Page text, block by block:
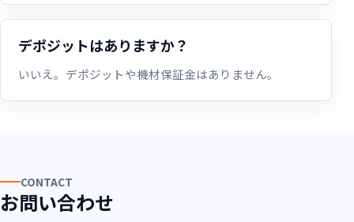
デポジットはありますか？
いいえ。デポジットや機材保証金はありません。
CONTACT
お問い合わせ